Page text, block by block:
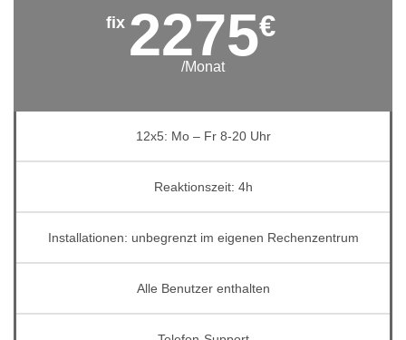
2275€
/Monat
12x5: Mo – Fr 8-20 Uhr
Reaktionszeit: 4h
Installationen: unbegrenzt im eigenen Rechenzentrum
Alle Benutzer enthalten